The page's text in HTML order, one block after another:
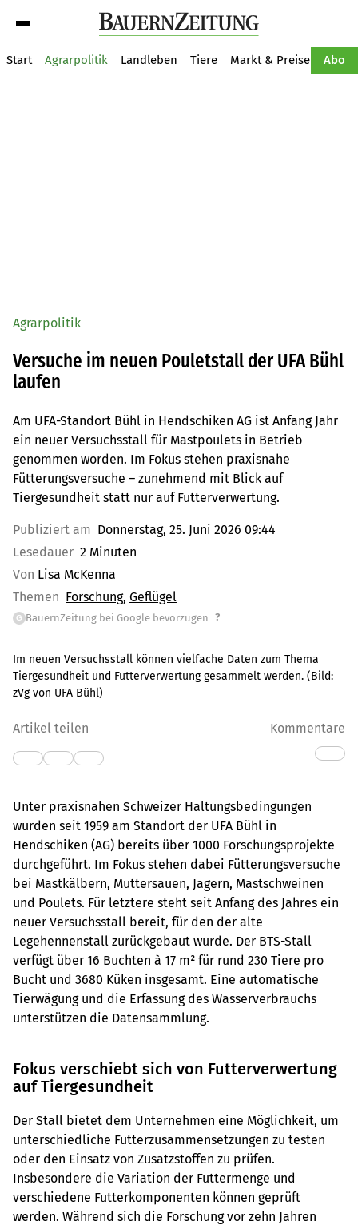
Start Agrarpolitik Landleben Tiere Markt & Preise Abo
Agrarpolitik
Versuche im neuen Pouletstall der UFA Bühl
laufen
Am UFA-Standort Bühl in Hendschiken AG ist Anfang Jahr
ein neuer Versuchsstall für Mastpoulets in Betrieb
genommen worden. Im Fokus stehen praxisnahe
Fütterungsversuche – zunehmend mit Blick auf
Tiergesundheit statt nur auf Futterverwertung.
Publiziert am Donnerstag, 25. Juni 2026 09:44
Lesedauer 2 Minuten
Von Lisa McKenna
Themen Forschung Geflügel
G BauernZeitung bei Google bevorzugen ?
Im neuen Versuchsstall können vielfache Daten zum Thema
Tiergesundheit und Futterverwertung gesammelt werden. (Bild:
zVg von UFA Bühl)
Artikel teilen Kommentare
Unter praxisnahen Schweizer Haltungsbedingungen
wurden seit 1959 am Standort der UFA Bühl in
Hendschiken (AG) bereits über 1000 Forschungsprojekte
durchgeführt. Im Fokus stehen dabei Fütterungsversuche
bei Mastkälbern, Muttersauen, Jagern, Mastschweinen
und Poulets. Für letztere steht seit Anfang des Jahres ein
neuer Versuchsstall bereit, für den der alte
Legehennenstall zurückgebaut wurde. Der BTS-Stall
verfügt über 16 Buchten à 17 m² für rund 230 Tiere pro
Bucht und 3680 Küken insgesamt. Eine automatische
Tierwägung und die Erfassung des Wasserverbrauchs
unterstützen die Datensammlung.
Fokus verschiebt sich von Futterverwertung
auf Tiergesundheit
Der Stall bietet dem Unternehmen eine Möglichkeit, um
unterschiedliche Futterzusammensetzungen zu testen
oder den Einsatz von Zusatzstoffen zu prüfen.
Insbesondere die Variation der Futtermenge und
verschiedene Futterkomponenten können geprüft
werden. Während sich die Forschung vor zehn Jahren